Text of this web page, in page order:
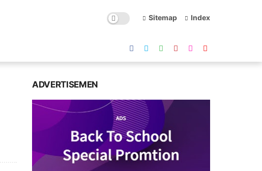
Sitemap Index
ADVERTISEMEN